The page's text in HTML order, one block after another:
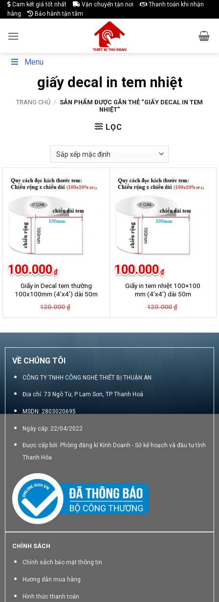
Skip
to
Cam kết giá tốt nhất Vận chuyển tận nơi
Thanh toán khi nhận
hàng
Bảo hành tận tâm
Menu
giấy decal in tem nhiệt
TRANG CHỦ / SẢN PHẨM ĐƯỢC GẮN THẺ “GIẤY DECAL IN TEM
NHIỆT”
LỌC
-17%
Giấy in Decal tem thường
100x100mm (4’x4′) dài 50m
120.000 ₫
là:
100.000 ₫
tại
100.000₫.
-17%
Giấy in tem nhiệt 100×100
mm (4’x4′) dài 50m
120.000 ₫
là:
100.000 ₫
tại
100.000₫.
VỀ CHÚNG TÔI
CÔNG TY TNHH CÔNG NGHỆ THIẾT BỊ THUẬN AN
Địa chỉ: 73 Ngô Từ, P Lam Sơn, TP Thanh Hoá
MSDN: 2803020695
Ngày cấp: 22/04/2022
Được cấp bởi: Phòng đăng kí Kinh Doanh - Sở kế hoạch và đầu tư tỉnh
Thanh Hóa
CHÍNH SÁCH
Chính sách bảo mật thông tin
Hướng dẫn mua hàng
Hình thức thanh toán